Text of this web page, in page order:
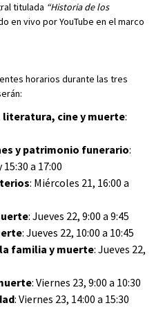
titulada “Historia de los
en vivo por YouTube en el marco
horarios durante las tres
cine y muerte:
y patrimonio funerario:
a 17:00
: Miércoles 21, 16:00 a
: Jueves 22, 9:00 a 9:45
: Jueves 22, 10:00 a 10:45
familia y muerte: Jueves 22,
: Viernes 23, 9:00 a 10:30
: Viernes 23, 14:00 a 15:30